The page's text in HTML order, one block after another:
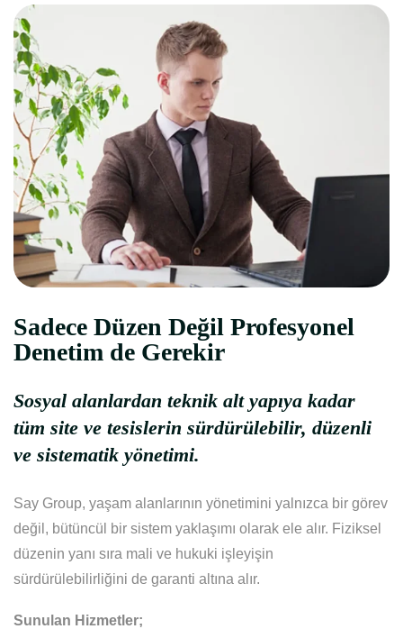
Sadece Düzen Değil Profesyonel
Denetim de Gerekir
Sosyal alanlardan teknik alt yapıya kadar
tüm site ve tesislerin sürdürülebilir, düzenli
ve sistematik yönetimi.
Say Group, yaşam alanlarının yönetimini yalnızca bir görev
değil, bütüncül bir sistem yaklaşımı olarak ele alır. Fiziksel
düzenin yanı sıra mali ve hukuki işleyişin
sürdürülebilirliğini de garanti altına alır.
Sunulan Hizmetler;